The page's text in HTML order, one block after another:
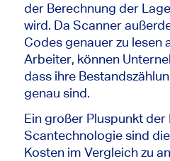
der Berechnung der
wird. Da Scanner
Codes genauer zu lesen
Arbeiter, können
dass ihre
genau sind.
Ein großer Pluspunkt
Scantechnologie sind
Kosten im Vergleich zu